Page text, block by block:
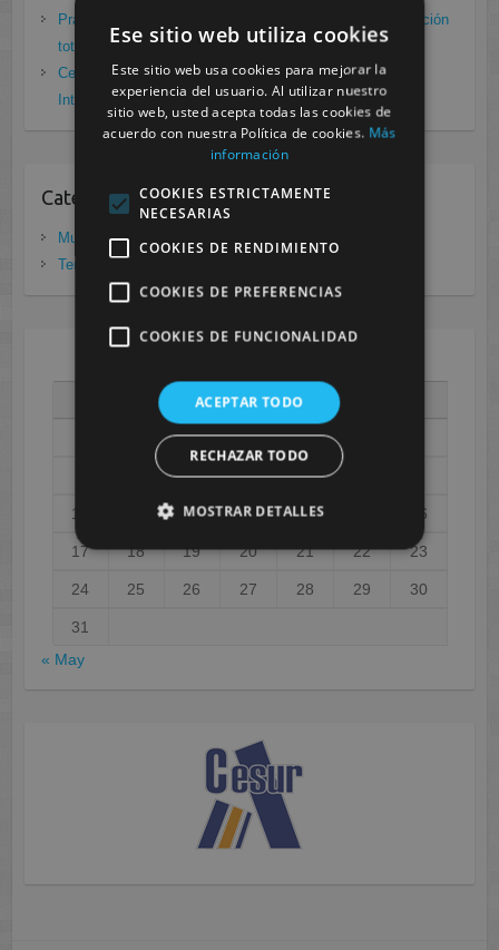
Prácticas de Radiología Simple en Cesur Murcia. Protección
total frente a Covid19 enero 26, 2021
Cesur Murcia: Premio Especial FP, XIII Congreso
Internacional Enfermedades raras noviembre 26, 2020
Categorias
Murcia
(281)
Tenerife
X J V
5 6 7
10 12 13 14 16
17 18 19 20 21 22 23
24 25 26 27 28 29 30
31
« May
Ese sitio web utiliza cookies
Este sitio web usa cookies para mejorar la
experiencia del usuario. Al utilizar nuestro
sitio web, usted acepta todas las cookies de
acuerdo con nuestra Política de cookies. Más
información
COOKIES ESTRICTAMENTE
NECESARIAS
COOKIES DE RENDIMIENTO
COOKIES DE PREFERENCIAS
COOKIES DE FUNCIONALIDAD
ACEPTAR TODO
RECHAZAR TODO
MOSTRAR DETALLES